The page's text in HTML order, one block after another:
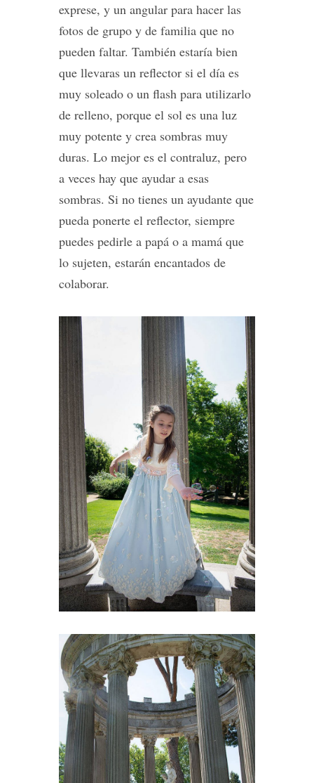
exprese, y un angular para hacer las
fotos de grupo y de familia que no
pueden faltar. También estaría bien
que llevaras un reflector si el día es
muy soleado o un flash para utilizarlo
de relleno, porque el sol es una luz
muy potente y crea sombras muy
duras. Lo mejor es el contraluz, pero
a veces hay que ayudar a esas
sombras. Si no tienes un ayudante que
pueda ponerte el reflector, siempre
puedes pedirle a papá o a mamá que
lo sujeten, estarán encantados de
colaborar.